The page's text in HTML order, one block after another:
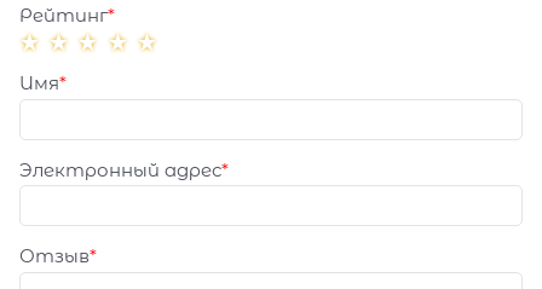
Рейтинг
Имя
Электронный адрес
Отзыв